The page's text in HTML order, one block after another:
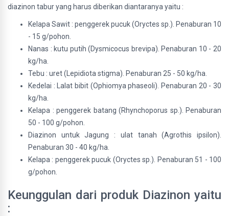
diazinon tabur yang harus diberikan diantaranya yaitu :
Kelapa Sawit : penggerek pucuk (Oryctes sp.). Penaburan 10
- 15 g/pohon.
Nanas : kutu putih (Dysmicocus brevipa). Penaburan 10 - 20
kg/ha.
Tebu : uret (Lepidiota stigma). Penaburan 25 - 50 kg/ha.
Kedelai : Lalat bibit (Ophiomya phaseoli). Penaburan 20 - 30
kg/ha.
Kelapa : penggerek batang (Rhynchoporus sp.). Penaburan
50 - 100 g/pohon.
Diazinon untuk Jagung : ulat tanah (Agrothis ipsilon).
Penaburan 30 - 40 kg/ha.
Kelapa : penggerek pucuk (Oryctes sp.). Penaburan 51 - 100
g/pohon.
Keunggulan dari produk Diazinon yaitu
: